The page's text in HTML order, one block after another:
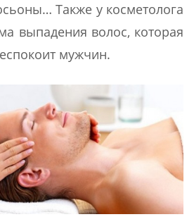
Также у косметолога
выпадения волос, которая
мужчин.